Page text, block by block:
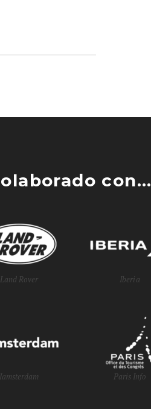
con...
Land Rover Iberia
Iamsterdam Paris Info